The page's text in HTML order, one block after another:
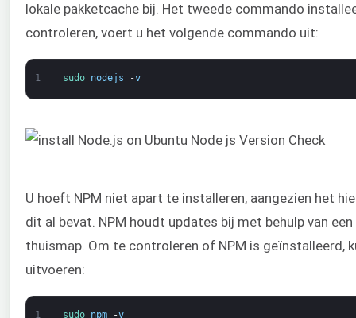
lokale pakketcache bij. Het tweede commando
controleren, voert u het volgende commando uit:
1 sudo nodejs -v
U hoeft NPM niet apart te installeren, aangezien het
dit al bevat. NPM houdt updates bij met behulp van
thuismap. Om te controleren of NPM is geïnstalleerd,
uitvoeren:
1 sudo npm -v